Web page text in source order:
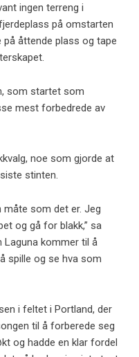
ingen terreng i
på omstarten
åttende plass og tape
som startet som
mest forbedrede av
noe som gjorde at
stinten.
måte som det er. Jeg
og gå for blakk,” sa
Laguna kommer til å
spille og se hva som
i feltet i Portland, der
til å forberede seg
og hadde en klar fordel